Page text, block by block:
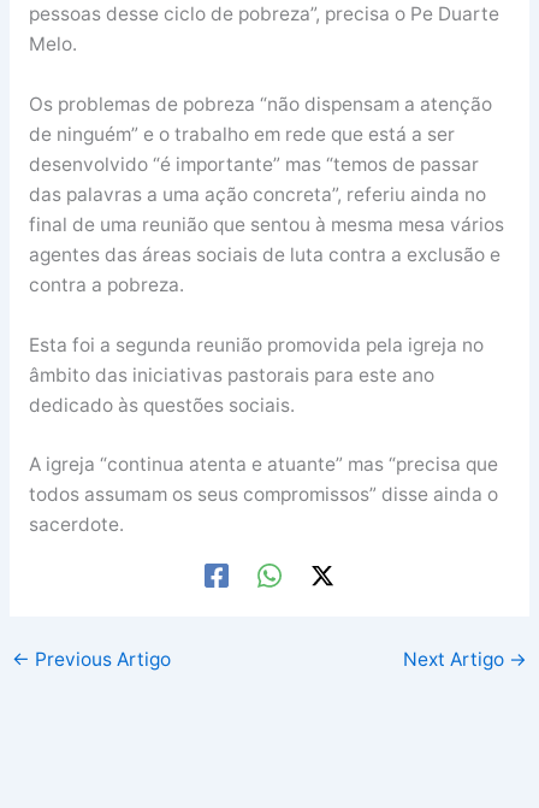
pessoas desse ciclo de pobreza”, precisa o Pe Duarte
Melo.
Os problemas de pobreza “não dispensam a atenção
de ninguém” e o trabalho em rede que está a ser
desenvolvido “é importante” mas “temos de passar
das palavras a uma ação concreta”, referiu ainda no
final de uma reunião que sentou à mesma mesa vários
agentes das áreas sociais de luta contra a exclusão e
contra a pobreza.
Esta foi a segunda reunião promovida pela igreja no
âmbito das iniciativas pastorais para este ano
dedicado às questões sociais.
A igreja “continua atenta e atuante” mas “precisa que
todos assumam os seus compromissos” disse ainda o
sacerdote.
← Previous Artigo Next Artigo →